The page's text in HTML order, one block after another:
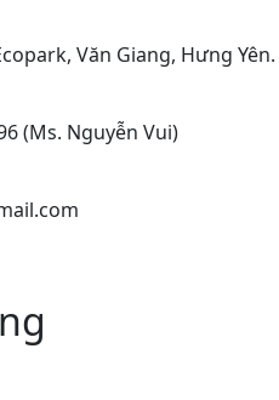
Văn Giang, Hưng Yên.
(Ms. Nguyễn Vui)